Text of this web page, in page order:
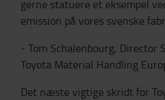
gerne statuere et eksempel
emission på vores svenske
- Tom Schalenbourg, Director
Toyota Material Handling
Det næste vigtige skridt for